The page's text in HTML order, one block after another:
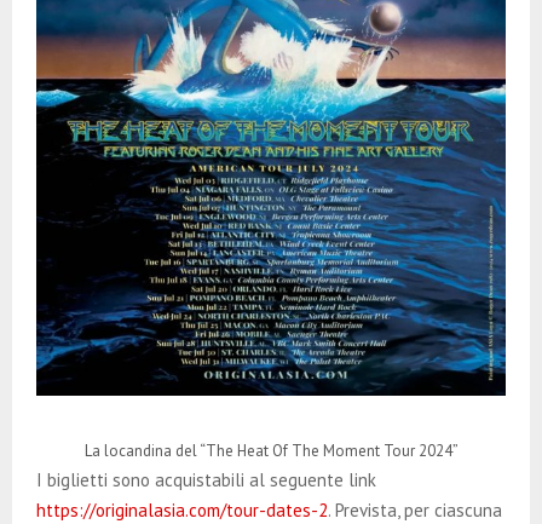
La locandina del “The Heat Of The Moment Tour 2024”
I biglietti sono acquistabili al seguente link
https://originalasia.com/tour-dates-2. Prevista, per ciascuna